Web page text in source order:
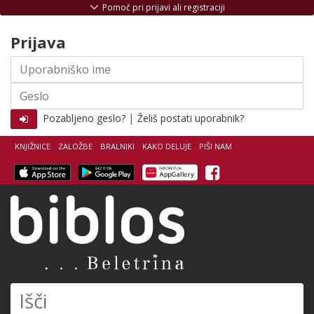
KNJIŽNICE ZALOŽBE BRALNIKI KAKO DELUJE PIŠI NAM
Facebook
Pomoč pri prijavi ali registraciji
Prijava
Uporabniško
ime
Geslo
Pozabljeno geslo? | Želiš postati uporabnik?